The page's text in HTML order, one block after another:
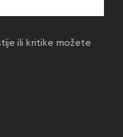
ili kritike možete